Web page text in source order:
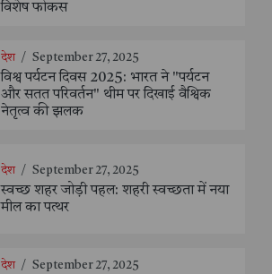
विशेष फोकस
देश / September 27, 2025
विश्व पर्यटन दिवस 2025: भारत ने "पर्यटन
और सतत परिवर्तन" थीम पर दिखाई वैश्विक
नेतृत्व की झलक
देश / September 27, 2025
स्वच्छ शहर जोड़ी पहल: शहरी स्वच्छता में नया
मील का पत्थर
देश / September 27, 2025